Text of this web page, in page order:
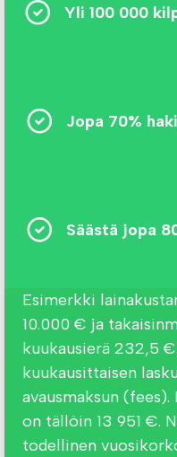
Yli 100 000
Jopa 70%
Säästä jopa
Esimerkki
10.000 € ja
kuukausierä 232,5
kuukausittaisen
avausmaksun
on tällöin 13 951 €.
todellinen